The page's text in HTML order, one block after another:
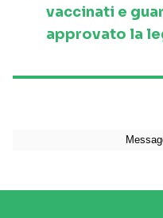
vaccinati e
approvato la